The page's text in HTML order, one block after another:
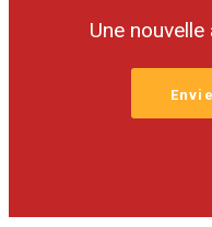
Une nouvelle